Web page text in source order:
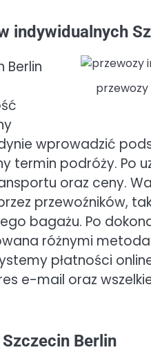
indywidualnych
przewozy
Berlin
wprowadzić
podróży. Po
oraz ceny.
przewoźników,
bagażu. Po
różnymi
płatności
e-mail oraz
Berlin